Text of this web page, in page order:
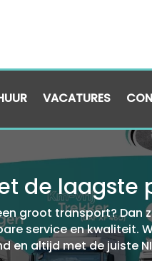
VACATURES
de laagste
groot transport? Dan
service en kwaliteit.​
en altijd met de juiste